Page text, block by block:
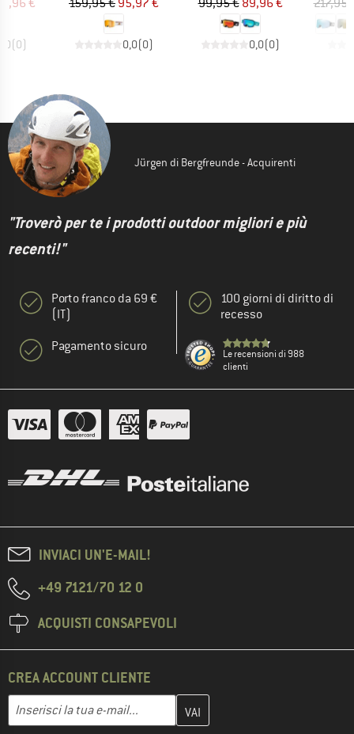
€
(0)
159,95 € 95,97 €
0,0(0)
99,95 € 89,96 €
0,0(0)
217,95
Jürgen di Bergfreunde - Acquirenti
"Troverò per te i prodotti outdoor migliori e più
recenti!"
Porto franco da 69 €
(IT)
Pagamento sicuro
100 giorni di diritto di
recesso
Le recensioni di 988
clienti
INVIACI UN'E-MAIL!
+49 7121/70 12 0
ACQUISTI CONSAPEVOLI
CREA ACCOUNT CLIENTE
Inserisci la tua e-mail...
Inserisci qui il tuo indirizzo e-mail e crea il tuo account cliente